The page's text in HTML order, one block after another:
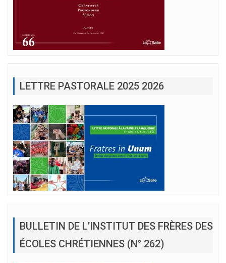
LETTRE PASTORALE 2025 2026
BULLETIN DE L’INSTITUT DES FRÈRES DES
ÉCOLES CHRÉTIENNES (N° 262)